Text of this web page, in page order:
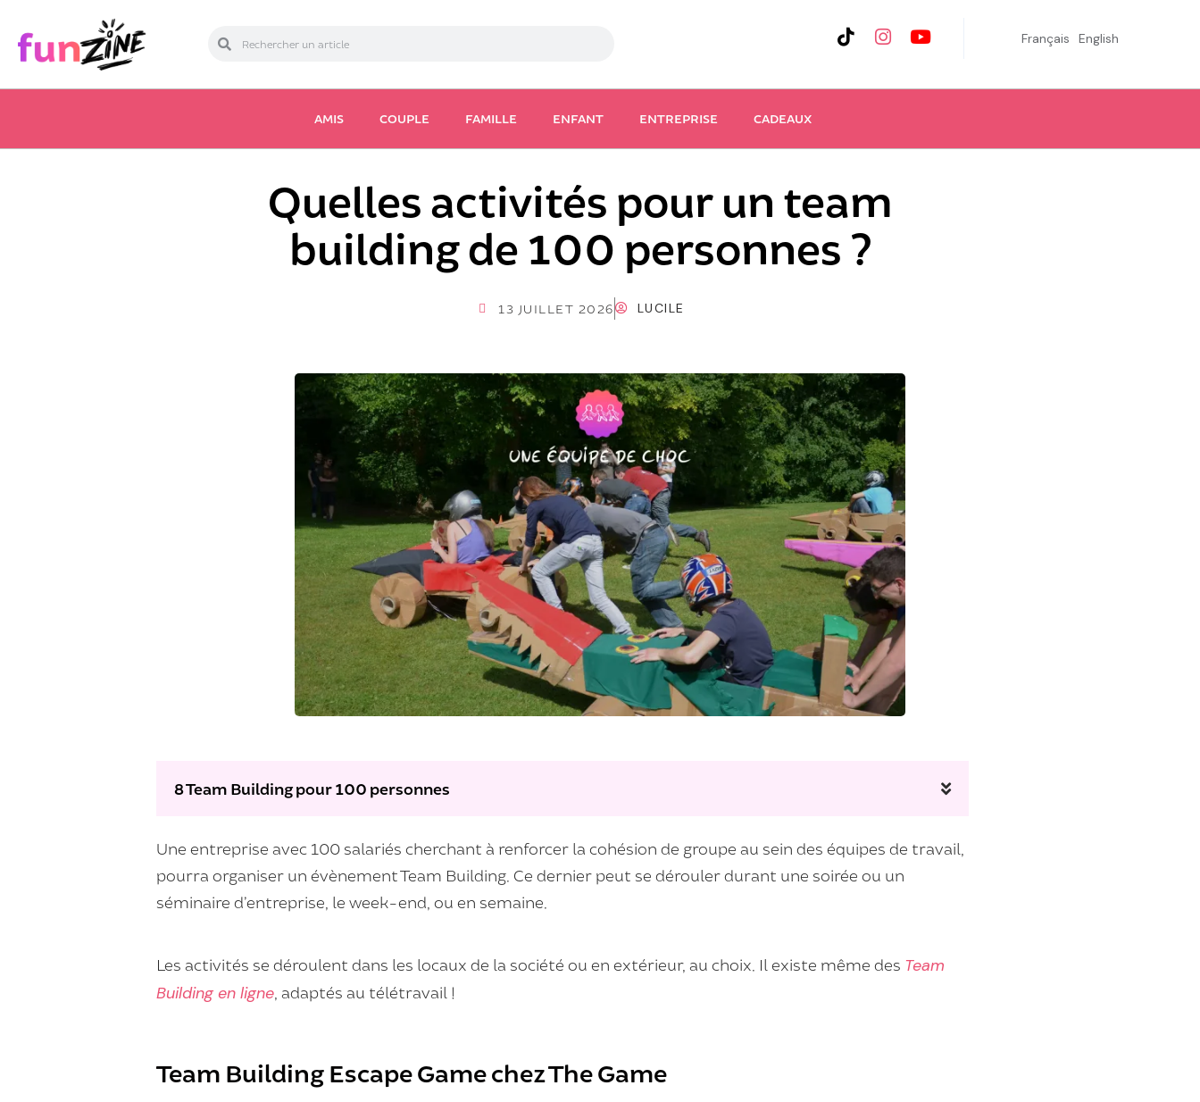
Français English
AMIS COUPLE FAMILLE ENFANT ENTREPRISE CADEAUX
Quelles activités pour un team
building de 100 personnes ?
13 JUILLET 2026 LUCILE
8 Team Building pour 100 personnes
Une entreprise avec 100 salariés cherchant à renforcer la cohésion de groupe au sein des équipes de travail,
pourra organiser un évènement Team Building. Ce dernier peut se dérouler durant une soirée ou un
séminaire d’entreprise, le week-end, ou en semaine.
Les activités se déroulent dans les locaux de la société ou en extérieur, au choix. Il existe même des Team
Building en ligne , adaptés au télétravail !
Team Building Escape Game chez The Game